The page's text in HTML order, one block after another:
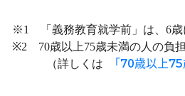
※1 「義務教育就学前」は、6歳
※2 70歳以上75歳未満の人の負担
（詳しくは
「70歳以上